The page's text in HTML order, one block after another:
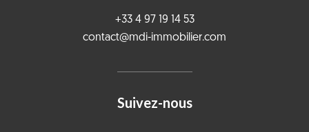
+33 4 97 19 14 53
contact@mdi-immobilier.com
Suivez-nous